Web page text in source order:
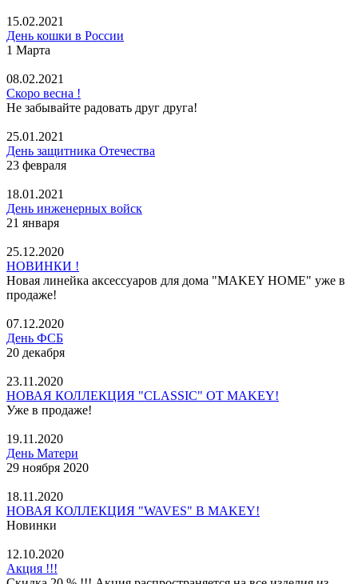
15.02.2021
День кошки в России
1 Марта
08.02.2021
Скоро весна !
Не забывайте радовать друг друга!
25.01.2021
День защитника Отечества
23 февраля
18.01.2021
День инженерных войск
21 января
25.12.2020
НОВИНКИ !
Новая линейка аксессуаров для дома "MAKEY HOME" уже в
продаже!
07.12.2020
День ФСБ
20 декабря
23.11.2020
НОВАЯ КОЛЛЕКЦИЯ "CLASSIC" ОТ MAKEY!
Уже в продаже!
19.11.2020
День Матери
29 ноября 2020
18.11.2020
НОВАЯ КОЛЛЕКЦИЯ "WAVES" В MAKEY!
Новинки
12.10.2020
Акция !!!